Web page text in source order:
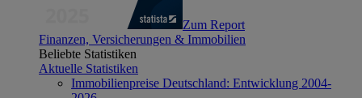
Zum Report
Finanzen, Versicherungen & Immobilien
Beliebte Statistiken
Aktuelle Statistiken
Immobilienpreise Deutschland: Entwicklung 2004-